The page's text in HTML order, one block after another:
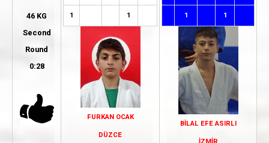
46 KG
Second
Round
0:28
1 1
FURKAN OCAK
DÜZCE
1 1
BİLAL EFE ASIRLI